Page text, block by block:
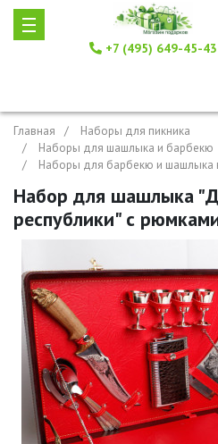
+7 (495) 649-45-43
Главная
Наборы для пикника
Наборы для шашлыка и барбекю
Наборы для барбекю и шашлыка
Набор для шашлыка
республики" с